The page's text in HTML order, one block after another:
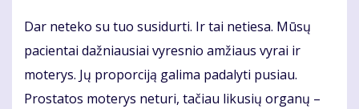
Dar neteko su tuo susidurti. Ir tai netiesa. Mūsų
pacientai dažniausiai vyresnio amžiaus vyrai ir
moterys. Jų proporciją galima padalyti pusiau.
Prostatos moterys neturi, tačiau likusių organų –